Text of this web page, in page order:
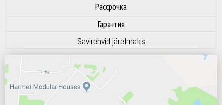
Рассрочка
Гарантия
Savirehvid järelmaks